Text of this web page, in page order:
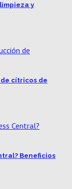
y
cítricos de
Beneficios